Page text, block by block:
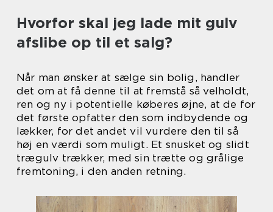
Hvorfor skal jeg lade mit gulv
afslibe op til et salg?
Når man ønsker at sælge sin bolig, handler
det om at få denne til at fremstå så velholdt,
ren og ny i potentielle køberes øjne, at de for
det første opfatter den som indbydende og
lækker, for det andet vil vurdere den til så
høj en værdi som muligt. Et snusket og slidt
trægulv trækker, med sin trætte og grålige
fremtoning, i den anden retning.